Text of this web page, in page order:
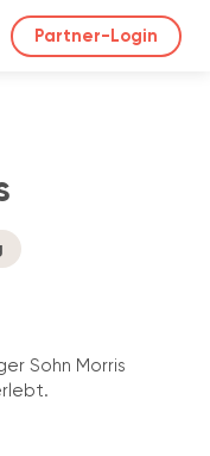
Partner-Login
Sohn Morris